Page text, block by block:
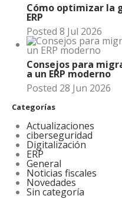
Cómo optimizar la
ERP
Posted 8 Jul 2026
Consejos para
a un ERP moderno
Posted 28 Jun 2026
Categorías
Actualizaciones
ciberseguridad
Digitalización
ERP
General
Noticias fiscales
Novedades
Sin categoría